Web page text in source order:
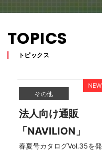
TOPICS
トピックス
その他
法人向け通販
「NAVILION」
春夏号カタログVol.35を発